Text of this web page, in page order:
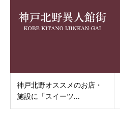
神戸北野オススメのお店・
施設に「スイーツ...